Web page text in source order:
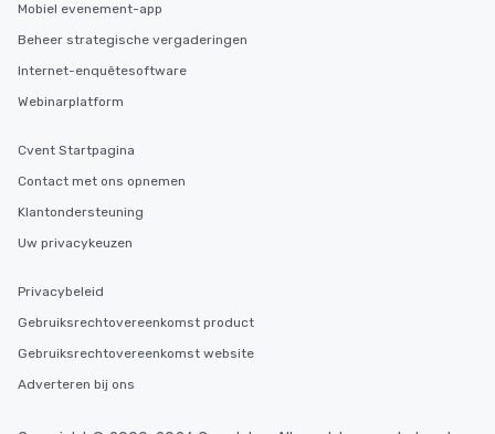
Mobiel evenement-app
Beheer strategische vergaderingen
Internet-enquêtesoftware
Webinarplatform
Cvent Startpagina
Contact met ons opnemen
Klantondersteuning
Uw privacykeuzen
Privacybeleid
Gebruiksrechtovereenkomst product
Gebruiksrechtovereenkomst website
Adverteren bij ons